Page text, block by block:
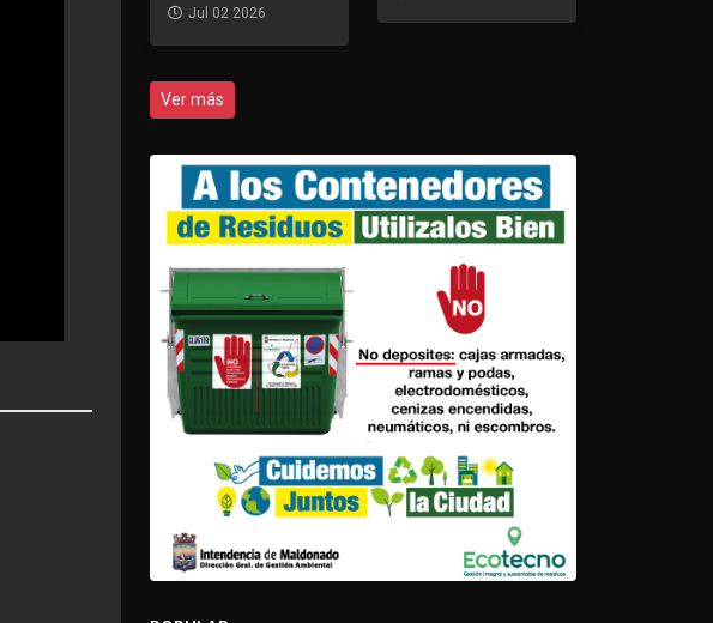
Jul 02 2026
Ver más